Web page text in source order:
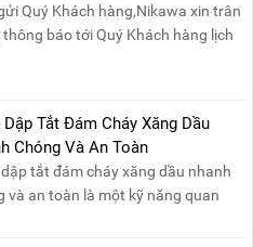
Quý Khách hàng,Nikawa xin trân
báo tới Quý Khách hàng lịch
2025, nhằm ngày Giỗ Tổ Hùng
– dịp để tưởng nhớ công ơn dựng
các Vua Hùng....
Dập Tắt Đám Cháy Xăng Dầu
Chóng Và An Toàn
tắt đám cháy xăng dầu nhanh
và an toàn là một kỹ năng quan
dầu rất dễ lan rộng và gây thiệt